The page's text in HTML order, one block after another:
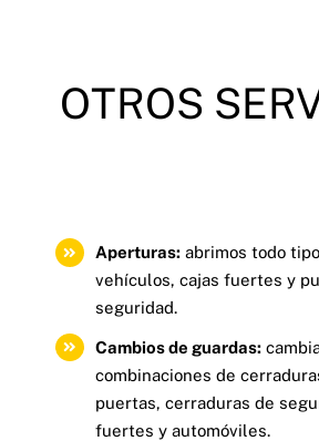
OTROS
Aperturas: abrimos todo
vehículos, cajas fuertes y
seguridad.
Cambios de guardas:
combinaciones de
puertas, cerraduras de
fuertes y automóviles.